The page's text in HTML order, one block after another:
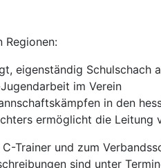
Regionen:
eigenständig Schulschach
im Verein
in den
ermöglicht die Leitung
Trainer und zum
sind unter